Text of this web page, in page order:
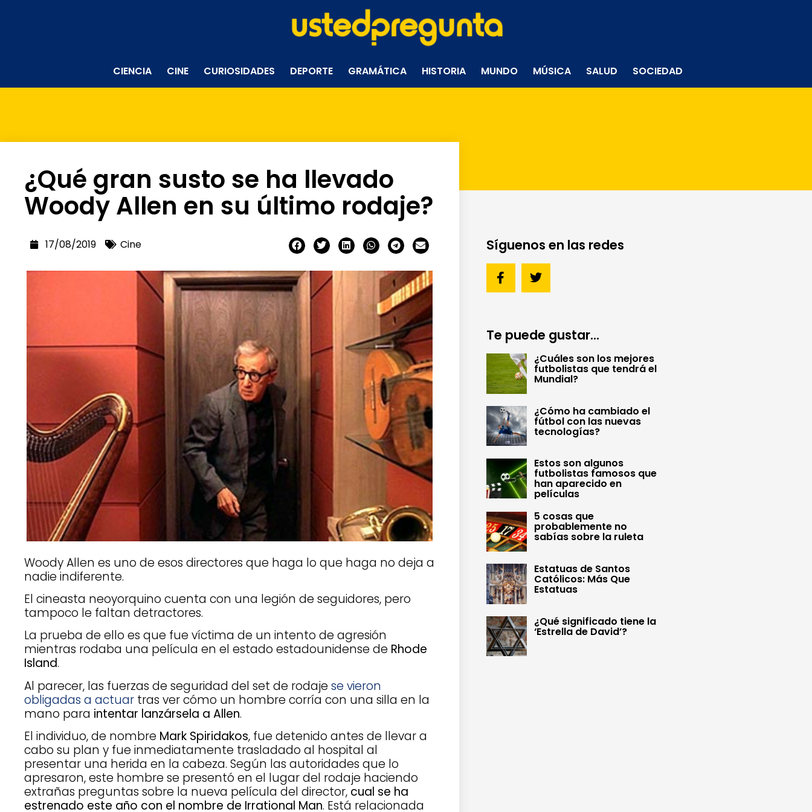
CIENCIA CINE CURIOSIDADES DEPORTE GRAMÁTICA HISTORIA MUNDO MÚSICA SALUD SOCIEDAD
¿Qué gran susto se ha llevado
Woody Allen en su último rodaje?
17/08/2019 Cine
Woody Allen es uno de esos directores que haga lo que haga no deja a
nadie indiferente.
El cineasta neoyorquino cuenta con una legión de seguidores, pero
tampoco le faltan detractores.
La prueba de ello es que fue víctima de un intento de agresión
mientras rodaba una película en el estado estadounidense de Rhode
Island.
Al parecer, las fuerzas de seguridad del set de rodaje se vieron
obligadas a actuar tras ver cómo un hombre corría con una silla en la
mano para intentar lanzársela a Allen.
El individuo, de nombre Mark Spiridakos, fue detenido antes de llevar a
cabo su plan y fue inmediatamente trasladado al hospital al
presentar una herida en la cabeza. Según las autoridades que lo
apresaron, este hombre se presentó en el lugar del rodaje haciendo
extrañas preguntas sobre la nueva película del director, cual se ha
estrenado este año con el nombre de Irrational Man. Está relacionada
Síguenos en las redes
Te puede gustar...
¿Cuáles son los mejores
futbolistas que tendrá el
Mundial?
¿Cómo ha cambiado el
fútbol con las nuevas
tecnologías?
Estos son algunos
futbolistas famosos que
han aparecido en
películas
5 cosas que
probablemente no
sabías sobre la ruleta
Estatuas de Santos
Católicos: Más Que
Estatuas
¿Qué significado tiene la
‘Estrella de David’?